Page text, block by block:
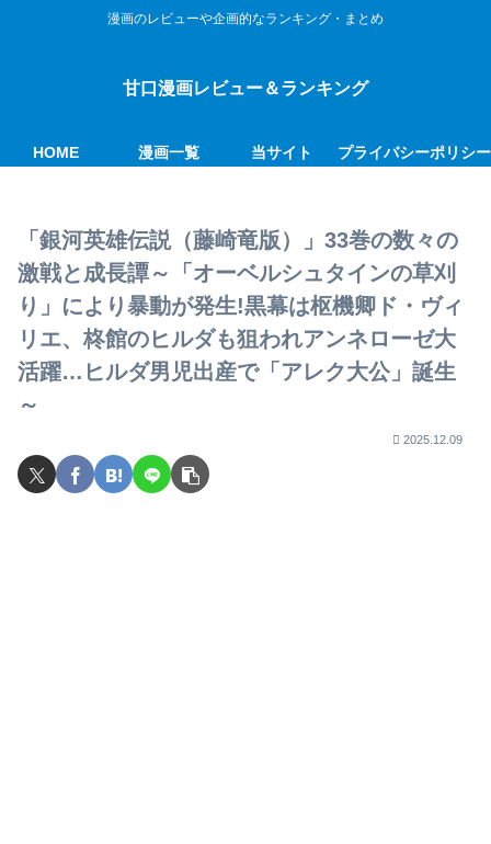
漫画のレビューや企画的なランキング・まとめ
甘口漫画レビュー＆ランキング
HOME 漫画一覧 当サイト プライバシーポリシー
「銀河英雄伝説（藤崎竜版）」33巻の数々の
激戦と成長譚～「オーベルシュタインの草刈
り」により暴動が発生!黒幕は枢機卿ド・ヴィ
リエ、柊館のヒルダも狙われアンネローゼ大
活躍…ヒルダ男児出産で「アレク大公」誕生
～
2025.12.09